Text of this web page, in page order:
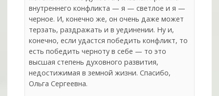
внутреннего конфликта — я — светлое и я —
черное. И, конечно же, он очень даже может
терзать, раздражать и в уединении. Ну и,
конечно, если удастся победить конфликт, то
есть победить черноту в себе — то это
высшая степень духовного развития,
недостижимая в земной жизни. Спасибо,
Ольга Сергеевна.